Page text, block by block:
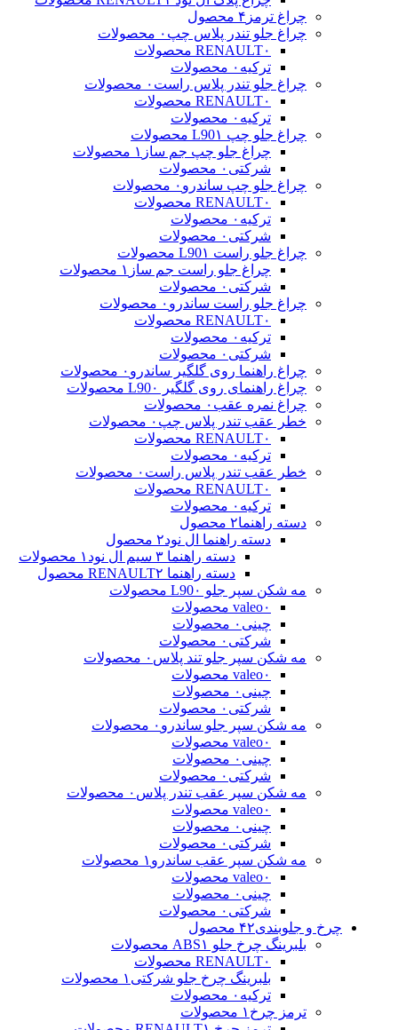
چراغ ترمز ۴ محصول
چراغ جلو تندر پلاس چپ ۰ محصولات
RENAULT۰ محصولات
ترکیه ۰ محصولات
چراغ جلو تندر پلاس راست ۰ محصولات
RENAULT۰ محصولات
ترکیه ۰ محصولات
چراغ جلو چپ L90 ۱ محصولات
چراغ جلو چپ جم ساز ۱ محصولات
شرکتی ۰ محصولات
چراغ جلو چپ ساندرو ۰ محصولات
RENAULT۰ محصولات
ترکیه ۰ محصولات
شرکتی ۰ محصولات
چراغ جلو راست L90 ۱ محصولات
چراغ جلو راست جم ساز ۱ محصولات
شرکتی ۰ محصولات
چراغ جلو راست ساندرو ۰ محصولات
RENAULT۰ محصولات
ترکیه ۰ محصولات
شرکتی ۰ محصولات
چراغ راهنما روی گلگیر ساندرو ۰ محصولات
چراغ راهنمای روی گلگیر L90
۰ محصولات
چراغ نمره عقب ۰ محصولات
خطر عقب تندر پلاس چپ ۰ محصولات
RENAULT۰ محصولات
ترکیه ۰ محصولات
خطر عقب تندر پلاس راست ۰ محصولات
RENAULT۰ محصولات
ترکیه ۰ محصولات
دسته راهنما۲ محصول
دسته راهنما ال نود۲ محصول
دسته راهنما ۳ سیم ال نود
۱ محصولات
دسته راهنما RENAULT ۲ محصول
مه شکن سپر جلو L90 ۰ محصولات
valeo۰ محصولات
چینی ۰ محصولات
شرکتی ۰ محصولات
مه شکن سپر جلو تند پلاس ۰ محصولات
valeo۰ محصولات
چینی ۰ محصولات
شرکتی ۰ محصولات
مه شکن سپر جلو ساندرو ۰ محصولات
valeo۰ محصولات
چینی ۰ محصولات
شرکتی ۰ محصولات
مه شکن سپر عقب تندر پلاس ۰ محصولات
valeo۰ محصولات
چینی ۰ محصولات
شرکتی ۰ محصولات
مه شکن سپر عقب ساندرو ۱ محصولات
valeo۰ محصولات
چینی ۰ محصولات
شرکتی ۰ محصولات
چرخ و جلوبندی۴۲ محصول
بلبرینگ چرخ جلو ABS ۱ محصولات
RENAULT۰ محصولات
بلبرینگ چرخ جلو شرکتی ۱ محصولات
ترکیه ۰ محصولات
ترمز چرخ ۱ محصولات